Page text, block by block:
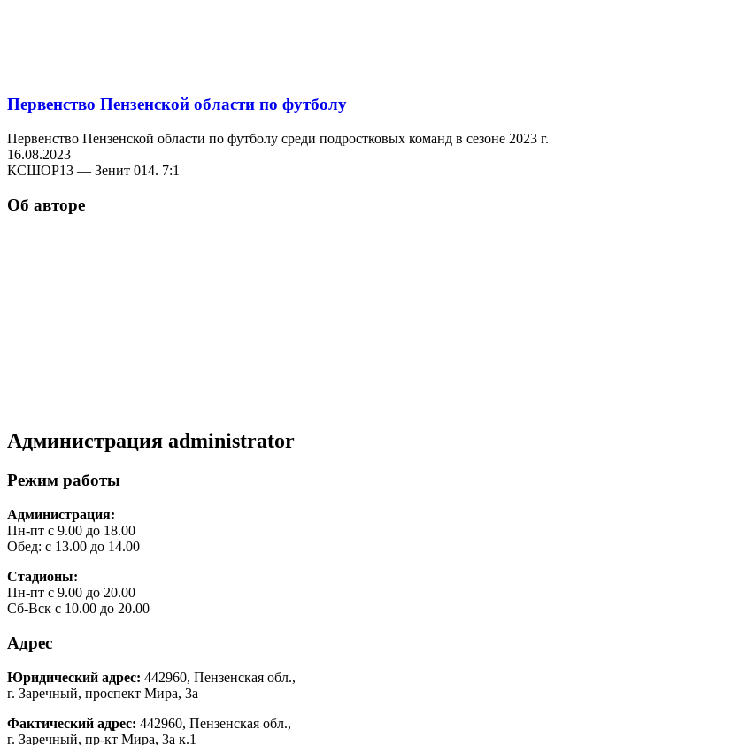
Первенство Пензенской области по футболу
Первенство Пензенской области по футболу среди подростковых команд в сезоне 2023 г.
16.08.2023
КСШОР13 — Зенит 014. 7:1
Об авторе
Администрация administrator
Режим работы
Администрация:
Пн-пт с 9.00 до 18.00
Обед: с 13.00 до 14.00
Стадионы:
Пн-пт с 9.00 до 20.00
Сб-Вск с 10.00 до 20.00
Адрес
Юридический адрес: 442960, Пензенская обл.,
г. Заречный, проспект Мира, 3а
Фактический адрес: 442960, Пензенская обл.,
г. Заречный, пр-кт Мира, 3а к.1